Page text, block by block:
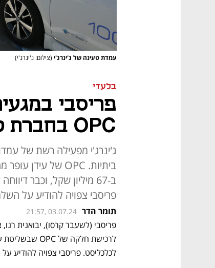
עמדת טעינה של ג'ינרג'י (צילום: ג'ינרג'י)
בלעדי
פריסבי
OPC בחברת טעינת הרכב ג'ינרג'י
ג'ינרג'י מפעילה רשת של
פריסבי צפויה להודיע על
תומר הדר 21:57, 03.07.24
לכלכליסט. פריסבי צפויה להודיע